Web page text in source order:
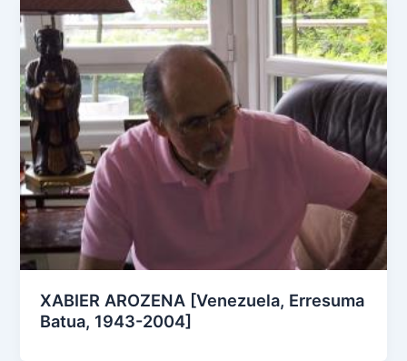
XABIER AROZENA [Venezuela, Erresuma
Batua, 1943-2004]